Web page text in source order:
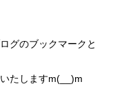
グのブックマークと
たしますm(__)m